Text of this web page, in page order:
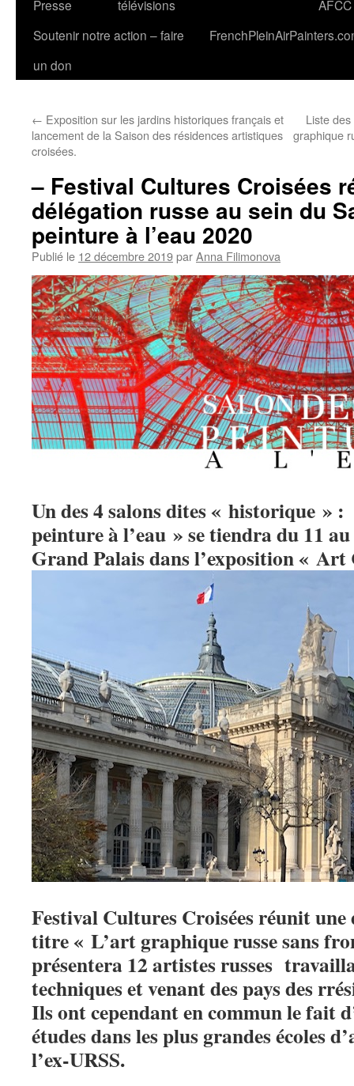
Presse
télévisions
AFCC
Soutenir notre action – faire
un don
← Exposition sur les jardins historiques français et
lancement de la Saison des résidences artistiques
croisées.
Liste
graphique
– Festival Cultures Croisées
délégation russe au sein du
peinture à l’eau 2020
Publié le 12 décembre 2019parAnna Filimonova
Un des 4 salons dites « historique »
peinture à l’eau » se tiendra du 11
Grand Palais dans l’exposition «
Festival Cultures Croisées réunit
titre « L’art graphique russe sans
présentera 12 artistes russes
techniques et venant des pays des
Ils ont cependant en commun le fait
études dans les plus grandes écoles
l’ex-URSS.